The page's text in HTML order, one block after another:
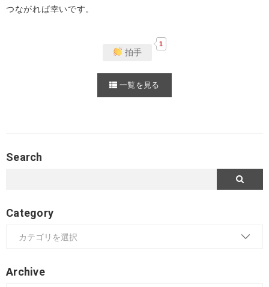
つながれば幸いです。
拍手
1
一覧を見る
Search
Category
Archive